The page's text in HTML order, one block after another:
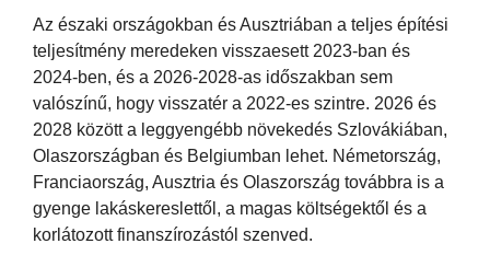
Az északi országokban és Ausztriában a teljes építési
teljesítmény meredeken visszaesett 2023-ban és
2024-ben, és a 2026-2028-as időszakban sem
valószínű, hogy visszatér a 2022-es szintre. 2026 és
2028 között a leggyengébb növekedés Szlovákiában,
Olaszországban és Belgiumban lehet. Németország,
Franciaország, Ausztria és Olaszország továbbra is a
gyenge lakáskereslettől, a magas költségektől és a
korlátozott finanszírozástól szenved.